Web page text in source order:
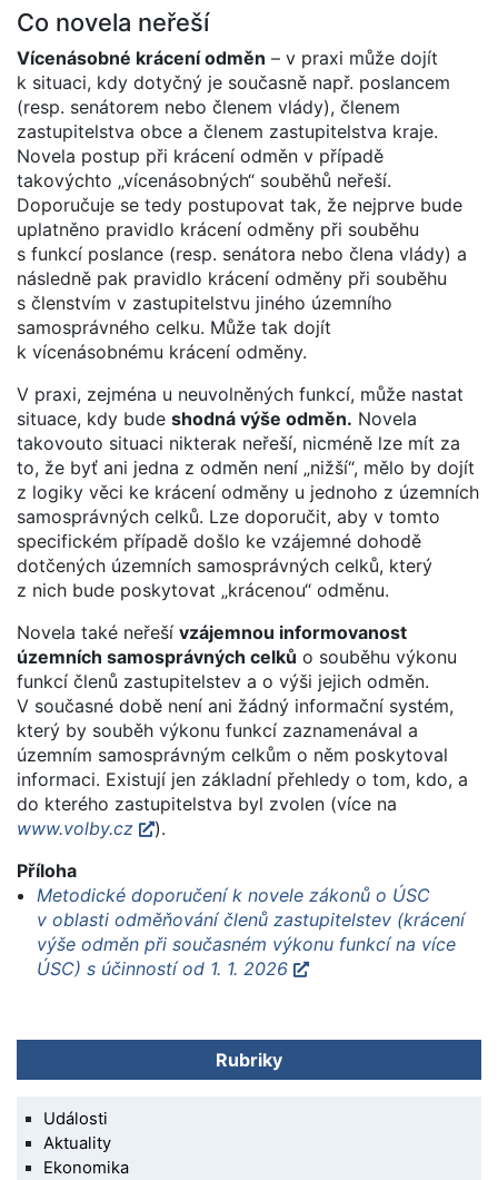
Co novela neřeší
Vícenásobné krácení odměn – v praxi může dojít
k situaci, kdy dotyčný je současně např. poslancem
(resp. senátorem nebo členem vlády), členem
zastupitelstva obce a členem zastupitelstva kraje.
Novela postup při krácení odměn v případě
takovýchto „vícenásobných“ souběhů neřeší.
Doporučuje se tedy postupovat tak, že nejprve bude
uplatněno pravidlo krácení odměny při souběhu
s funkcí poslance (resp. senátora nebo člena vlády) a
následně pak pravidlo krácení odměny při souběhu
s členstvím v zastupitelstvu jiného územního
samosprávného celku. Může tak dojít
k vícenásobnému krácení odměny.
V praxi, zejména u neuvolněných funkcí, může nastat
situace, kdy bude shodná výše odměn. Novela
takovouto situaci nikterak neřeší, nicméně lze mít za
to, že byť ani jedna z odměn není „nižší“, mělo by dojít
z logiky věci ke krácení odměny u jednoho z územních
samosprávných celků. Lze doporučit, aby v tomto
specifickém případě došlo ke vzájemné dohodě
dotčených územních samosprávných celků, který
z nich bude poskytovat „krácenou“ odměnu.
Novela také neřeší vzájemnou informovanost
územních samosprávných celků o souběhu výkonu
funkcí členů zastupitelstev a o výši jejich odměn.
V současné době není ani žádný informační systém,
který by souběh výkonu funkcí zaznamenával a
územním samosprávným celkům o něm poskytoval
informaci. Existují jen základní přehledy o tom, kdo, a
do kterého zastupitelstva byl zvolen (více na
www.volby.cz
).
Příloha
Metodické doporučení k novele zákonů o ÚSC
v oblasti odměňování členů zastupitelstev (krácení
výše odměn při současném výkonu funkcí na více
ÚSC) s účinností od 1. 1. 2026
Rubriky
Události
Aktuality
Ekonomika